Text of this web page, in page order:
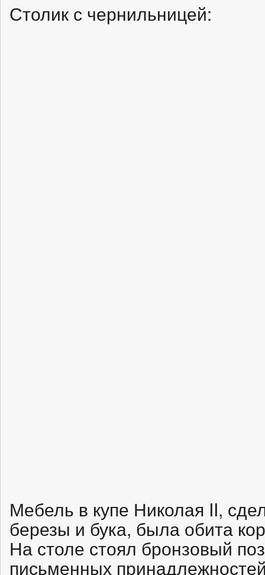
Столик с чернильницей:
Мебель в купе Николая II,
березы и бука, была обита
На столе стоял бронзовый
письменных